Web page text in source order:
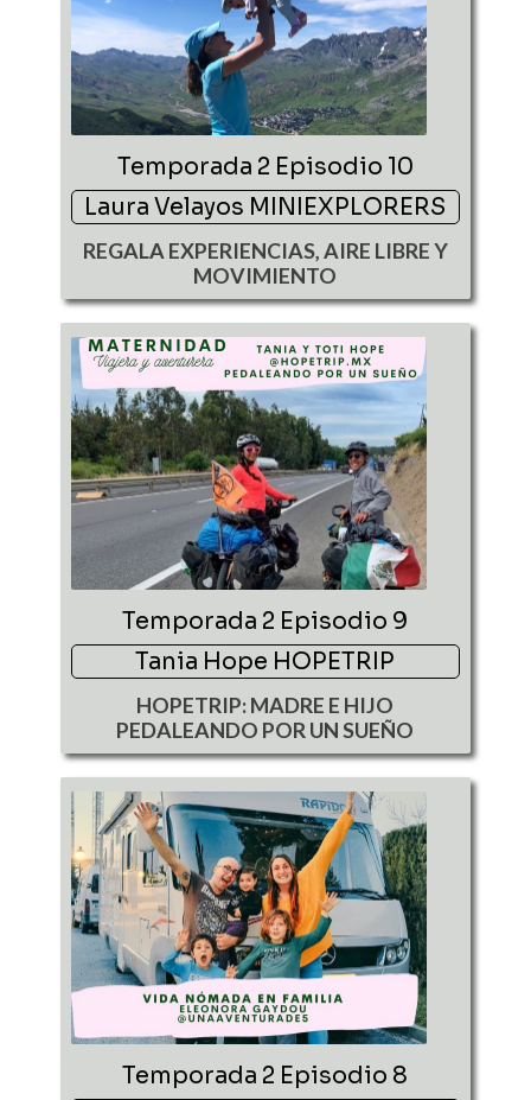
Temporada 2 Episodio 10
Laura Velayos MINIEXPLORERS
REGALA EXPERIENCIAS, AIRE LIBRE Y
MOVIMIENTO
Temporada 2 Episodio 9
Tania Hope HOPETRIP
HOPETRIP: MADRE E HIJO
PEDALEANDO POR UN SUEÑO
Temporada 2 Episodio 8